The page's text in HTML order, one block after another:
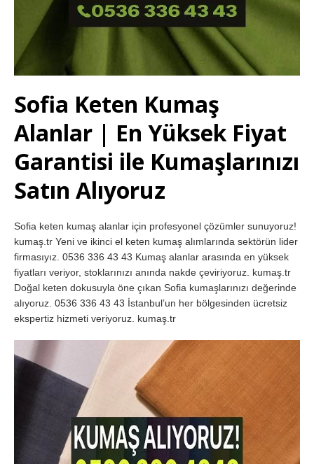
Sofia Keten Kumaş
Alanlar | En Yüksek Fiyat
Garantisi ile Kumaşlarınızı
Satın Alıyoruz
Sofia keten kumaş alanlar için profesyonel çözümler sunuyoruz!
kumaş.tr Yeni ve ikinci el keten kumaş alımlarında sektörün lider
firmasıyız. 0536 336 43 43 Kumaş alanlar arasında en yüksek
fiyatları veriyor, stoklarınızı anında nakde çeviriyoruz. kumaş.tr
Doğal keten dokusuyla öne çıkan Sofia kumaşlarınızı değerinde
alıyoruz. 0536 336 43 43 İstanbul’un her bölgesinden ücretsiz
ekspertiz hizmeti veriyoruz. kumaş.tr